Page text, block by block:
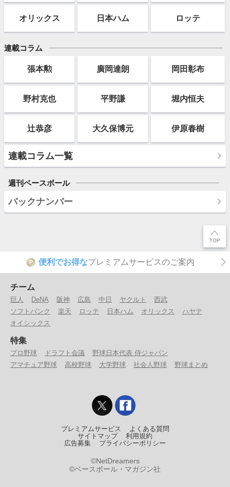
オリックス 日本ハム ロッテ
連載コラム
張本勲 廣岡達朗 岡田彰布
野村克也 平野謙 堀内恒夫
辻恭彦 大久保博元 伊原春樹
連載コラム一覧
週刊ベースボール
バックナンバー
P 便利でお得なプレミアムサービスのご案内
チーム
巨人 DeNA 阪神 広島 中日 ヤクルト
西武
ソフトバンク
楽天 ロッテ 日本ハム オリックス
ハヤテ
オイシックス
特集
プロ野球 ドラフト会議
野球日本代表 侍ジャパン
アマチュア野球
高校野球 大学野球 社会人野球 野球まとめ
プレミアムサービス
よくある質問
サイトマップ
利用規約
広告募集
プライバシーポリシー
©NetDreamers
©ベースボール・マガジン社